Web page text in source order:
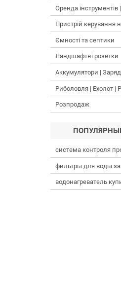
Оренда інструментів
Пристрій керування
Ємності та септики
Ландшафтні розетки
Аккумулятори |
Риболовля | Ехолот |
Розпродаж
система контроля
фильтры для воды
водонагреватель